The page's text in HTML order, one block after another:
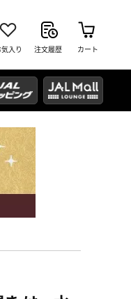
気入り 注文履歴 カート